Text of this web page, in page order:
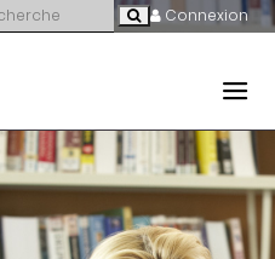
Connexion